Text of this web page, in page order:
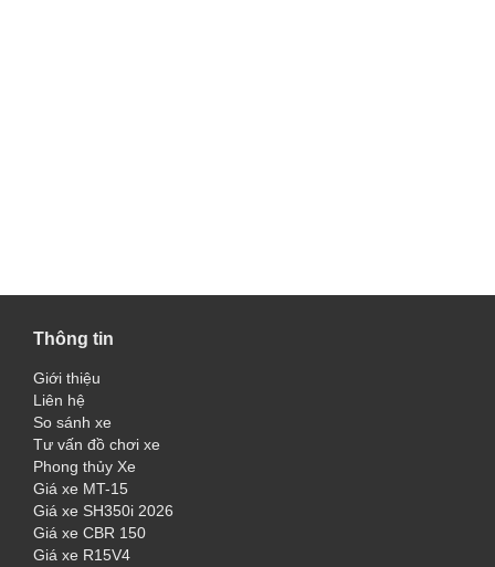
Thông tin
Giới thiệu
Liên hệ
So sánh xe
Tư vấn đồ chơi xe
Phong thủy Xe
Giá xe MT-15
Giá xe SH350i 2026
Giá xe CBR 150
Giá xe R15V4